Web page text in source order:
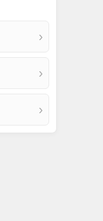
›
›
›